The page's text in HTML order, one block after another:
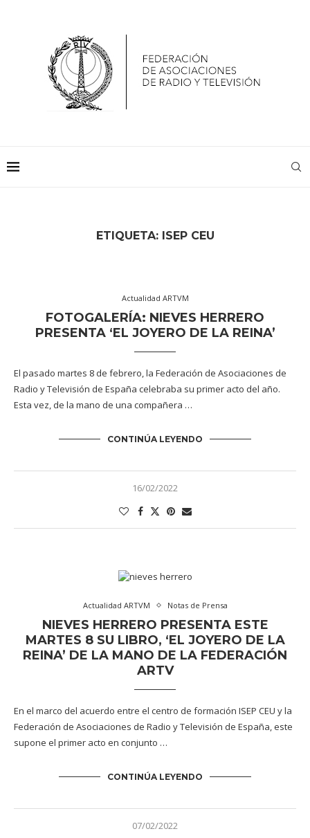
ETIQUETA: ISEP CEU
Actualidad ARTVM
FOTOGALERÍA: NIEVES HERRERO
PRESENTA ‘EL JOYERO DE LA REINA’
El pasado martes 8 de febrero, la Federación de Asociaciones de
Radio y Televisión de España celebraba su primer acto del año.
Esta vez, de la mano de una compañera …
CONTINÚA LEYENDO
16/02/2022
Actualidad ARTVM Notas de Prensa
NIEVES HERRERO PRESENTA ESTE
MARTES 8 SU LIBRO, ‘EL JOYERO DE LA
REINA’ DE LA MANO DE LA FEDERACIÓN
ARTV
En el marco del acuerdo entre el centro de formación ISEP CEU y la
Federación de Asociaciones de Radio y Televisión de España, este
supone el primer acto en conjunto …
CONTINÚA LEYENDO
07/02/2022